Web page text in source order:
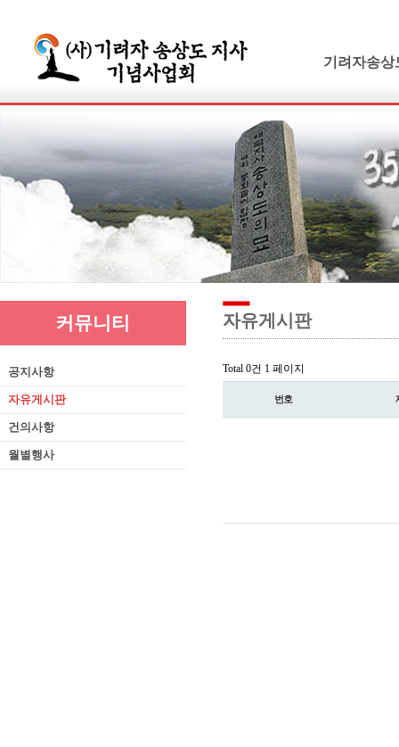
기려자송상
연보 및 가계
기려수필집
생애와사상
유묵과유품
연혁지
추모의글
커뮤니티
공지사항
자유게시판
건의사항
월별행사
자유게시판
Total 0건 1 페이지
번호